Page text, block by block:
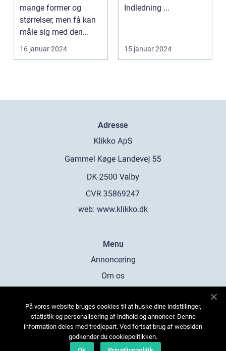
mange former og
størrelser, men få kan
måle sig med den
naturlige skønhed og
unikk...
16 januar 2024
Indledning ...
15 januar 2024
Adresse
web: www.klikko.dk
Menu
Annoncering
Om os
Kontakt os
Sitemap
På vores website bruges cookies til at huske dine indstillinger,
statistik og personalisering af indhold og annoncer. Denne
information deles med tredjepart. Ved fortsat brug af websiden
godkender du cookiepolitikken.